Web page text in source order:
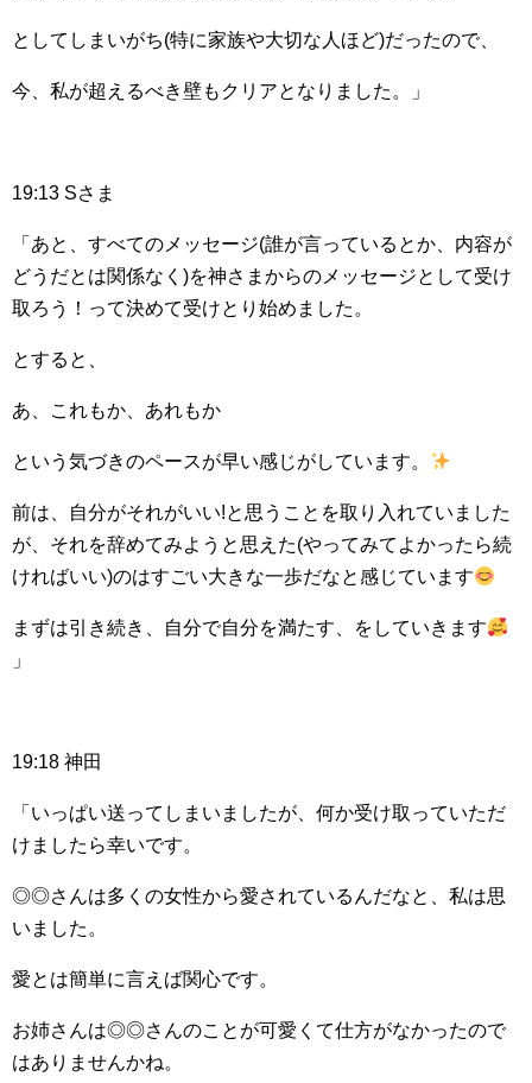
としてしまいがち(特に家族や大切な人ほど)だったので、
今、私が超えるべき壁もクリアとなりました。」
19:13 Sさま
「あと、すべてのメッセージ(誰が言っているとか、内容が
どうだとは関係なく)を神さまからのメッセージとして受け
取ろう！って決めて受けとり始めました。
とすると、
あ、これもか、あれもか
という気づきのペースが早い感じがしています。
前は、自分がそれがいい!と思うことを取り入れていました
が、それを辞めてみようと思えた(やってみてよかったら続
ければいい)のはすごい大きな一歩だなと感じています
まずは引き続き、自分で自分を満たす、をしていきます
」
19:18 神田
「いっぱい送ってしまいましたが、何か受け取っていただ
けましたら幸いです。
◎◎さんは多くの女性から愛されているんだなと、私は思
いました。
愛とは簡単に言えば関心です。
お姉さんは◎◎さんのことが可愛くて仕方がなかったので
はありませんかね。